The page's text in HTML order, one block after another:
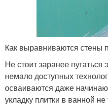
Как выравниваются стены
Не стоит заранее пугаться
немало доступных
осваиваются даже
укладку плитки в ванной